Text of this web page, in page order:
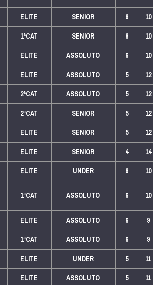
ELITE SENIOR 6 10
1ªCAT SENIOR 6 10
ELITE ASSOLUTO 6 10
ELITE ASSOLUTO 5 12
2ªCAT ASSOLUTO 5 12
2ªCAT SENIOR 5 12
ELITE SENIOR 5 12
ELITE SENIOR 4 14
ELITE UNDER 6 10
1ªCAT ASSOLUTO 6 10
ELITE ASSOLUTO 6 9
1ªCAT ASSOLUTO 6 9
ELITE UNDER 5 11
ELITE ASSOLUTO 5 11